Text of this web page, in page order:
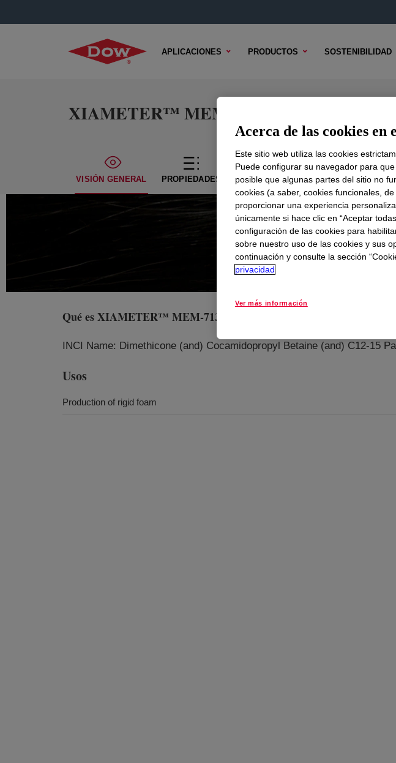
APLICACIONES PRODUCTOS SOSTENIBILIDAD
XIAMETER™ MEM-7137R Emulsion
VISIÓN GENERAL PROPIEDADES CONTENIDO TÉCNICO OPCIONES
Qué esXIAMETER™ MEM-7137R Emulsion
INCI Name: Dimethicone (and) Cocamidopropyl Betaine (and) C12-15
Usos
Production of rigid foam
Acerca de las cookies en
Este sitio web utiliza las cookies
Puede configurar su navegador para
posible que algunas partes del sitio no
cookies (a saber, cookies funcionales,
proporcionar una experiencia
únicamente si hace clic en “Aceptar
configuración de las cookies para
sobre nuestro uso de las cookies y sus
continuación y consulte la sección
privacidad
Ver más información